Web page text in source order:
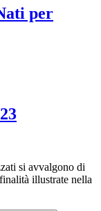
per
si avvalgono di
illustrate nella